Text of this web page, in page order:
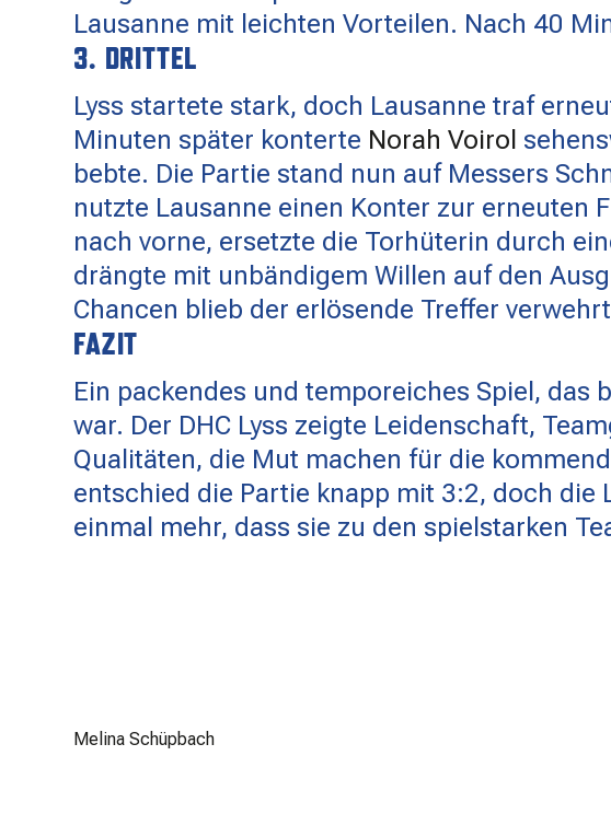
Lausanne mit leichten Vorteilen. Nach 40
3. DRITTEL
Lyss startete stark, doch Lausanne traf
Minuten später konterte Norah Voirol
bebte. Die Partie stand nun auf Messers
nutzte Lausanne einen Konter zur erneuten
nach vorne, ersetzte die Torhüterin durch
drängte mit unbändigem Willen auf den
Chancen blieb der erlösende Treffer
FAZIT
Ein packendes und temporeiches Spiel, das
war. Der DHC Lyss zeigte Leidenschaft,
Qualitäten, die Mut machen für die
entschied die Partie knapp mit 3:2, doch die
einmal mehr, dass sie zu den spielstarken
Melina Schüpbach